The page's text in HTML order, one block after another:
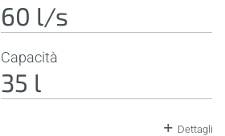
60 l/s
Capacità
35 l
Dettagli